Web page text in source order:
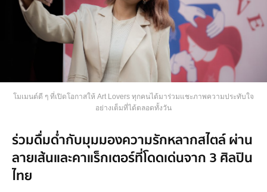
โมเมนต์ดี ๆ ที่เปิดโอกาสให้ Art Lovers ทุกคนได้มาร่วมแชะภาพความประทับใจ
อย่างเต็มที่ได้ตลอดทั้งวัน
ร่วมดื่มด่ำกับมุมมองความรักหลากสไตล์ ผ่าน
ลายเส้นและคาแร็กเตอร์ที่โดดเด่นจาก 3 ศิลปิน
ไทย